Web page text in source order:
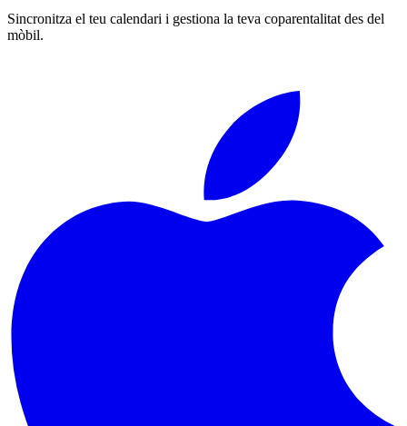
Sincronitza el teu calendari i gestiona la teva coparentalitat des del
mòbil.